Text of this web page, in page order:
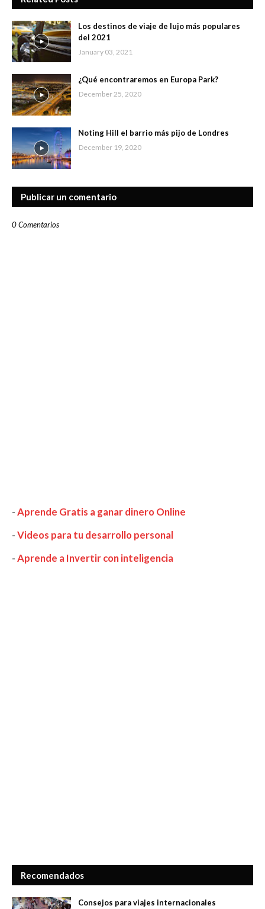
Los destinos de viaje de lujo más populares
del 2021
January 03, 2021
¿Qué encontraremos en Europa Park?
December 25, 2020
Noting Hill el barrio más pijo de Londres
December 19, 2020
Publicar un comentario
0 Comentarios
-Aprende Gratis a ganar dinero Online
-Videos para tu desarrollo personal
-Aprende a Invertir con inteligencia
Recomendados
Consejos para viajes internacionales